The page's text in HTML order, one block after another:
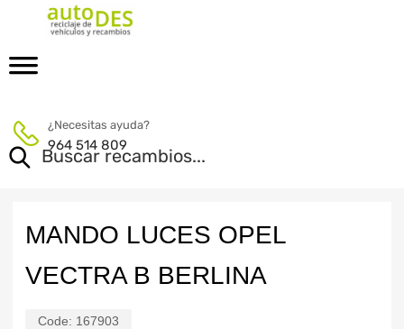
¿Necesitas ayuda?
964 514 809
MANDO LUCES OPEL
VECTRA B BERLINA
Code: 167903